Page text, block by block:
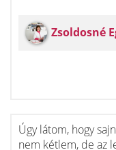
Zsoldosné
Úgy látom, hogy
nem kétlem, de az